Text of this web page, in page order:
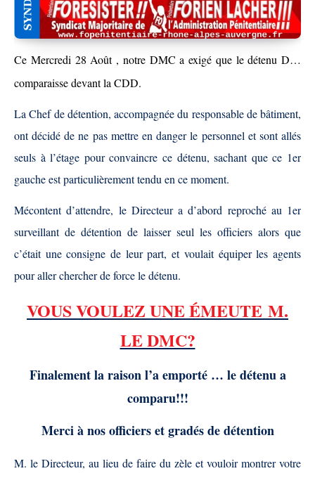
Ce Mercredi 28 Août , notre DMC a exigé que le détenu D…
comparaisse devant la CDD.
La Chef de détention, accompagnée du responsable de bâtiment,
ont décidé de ne pas mettre en danger le personnel et sont allés
seuls à l’étage pour convaincre ce détenu, sachant que ce 1er
gauche est particulièrement tendu en ce moment.
Mécontent d’attendre, le Directeur a d’abord reproché au 1er
surveillant de détention de laisser seul les officiers alors que
c’était une consigne de leur part, et voulait équiper les agents
pour aller chercher de force le détenu.
VOUS VOULEZ UNEÉMEUTE M.
LE DMC?
Finalement la raison l’a emporté … le détenu a
comparu!!!
Merci à nos officiers et gradés de détention
M. le Directeur, au lieu de faire du zèle et vouloir montrer votre